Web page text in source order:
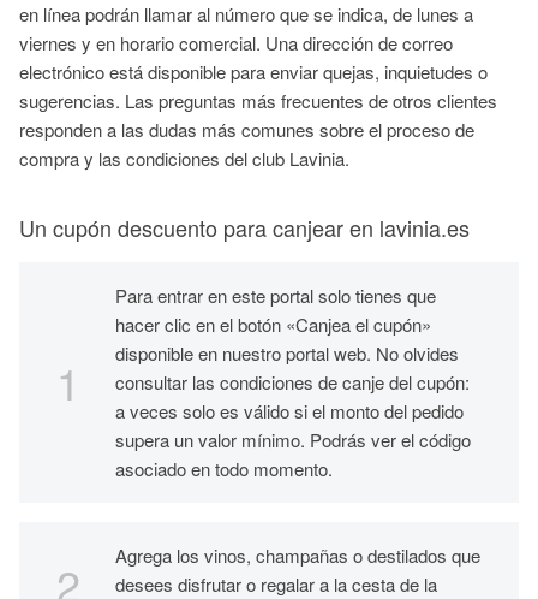
en línea podrán llamar al número que se indica, de lunes a
viernes y en horario comercial. Una dirección de correo
electrónico está disponible para enviar quejas, inquietudes o
sugerencias. Las preguntas más frecuentes de otros clientes
responden a las dudas más comunes sobre el proceso de
compra y las condiciones del club Lavinia.
Un cupón descuento para canjear en lavinia.es
Para entrar en este portal solo tienes que
hacer clic en el botón «Canjea el cupón»
disponible en nuestro portal web. No olvides
consultar las condiciones de canje del cupón:
a veces solo es válido si el monto del pedido
supera un valor mínimo. Podrás ver el código
asociado en todo momento.
Agrega los vinos, champañas o destilados que
desees disfrutar o regalar a la cesta de la